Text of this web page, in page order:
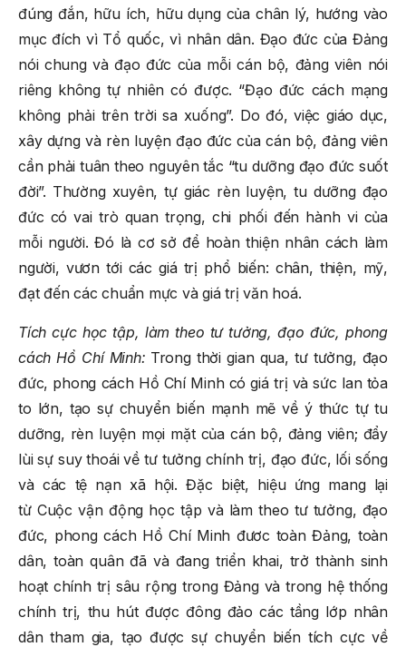
đúng đắn, hữu ích, hữu dụng của chân lý, hướng vào
mục đích vì Tổ quốc, vì nhân dân. Đạo đức của Đảng
nói chung và đạo đức của mỗi cán bộ, đảng viên nói
riêng không tự nhiên có được. “Đạo đức cách mạng
không phải trên trời sa xuống”. Do đó, việc giáo dục,
xây dựng và rèn luyện đạo đức của cán bộ, đảng viên
cần phải tuân theo nguyên tắc “tu dưỡng đạo đức suốt
đời”. Thường xuyên, tự giác rèn luyện, tu dưỡng đạo
đức có vai trò quan trọng, chi phối đến hành vi của
mỗi người. Đó là cơ sở để hoàn thiện nhân cách làm
người, vươn tới các giá trị phổ biến: chân, thiện, mỹ,
đạt đến các chuẩn mực và giá trị văn hoá.
Tích cực học tập, làm theo tư tưởng, đạo đức, phong
cách Hồ Chí Minh: Trong thời gian qua, tư tưởng, đạo
đức, phong cách Hồ Chí Minh có giá trị và sức lan tỏa
to lớn, tạo sự chuyển biến mạnh mẽ về ý thức tự tu
dưỡng, rèn luyện mọi mặt của cán bộ, đảng viên; đẩy
lùi sự suy thoái về tư tưởng chính trị, đạo đức, lối sống
và các tệ nạn xã hội. Đặc biệt, hiệu ứng mang lại
từ Cuộc vận động học tập và làm theo tư tưởng, đạo
đức, phong cách Hồ Chí Minh đươc toàn Đảng, toàn
dân, toàn quân đã và đang triển khai, trở thành sinh
hoạt chính trị sâu rộng trong Đảng và trong hệ thống
chính trị, thu hút được đông đảo các tầng lớp nhân
dân tham gia, tạo được sự chuyển biến tích cực về